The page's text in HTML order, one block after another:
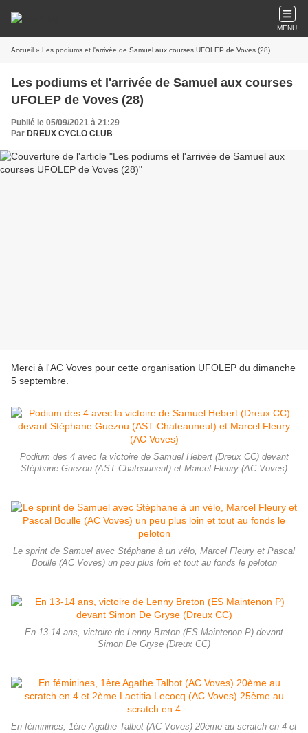
MENU
Accueil » Les podiums et l'arrivée de Samuel aux courses UFOLEP de Voves (28)
Les podiums et l'arrivée de Samuel aux courses
UFOLEP de Voves (28)
Publié le 05/09/2021 à 21:29
Par DREUX CYCLO CLUB
Merci à l'AC Voves pour cette organisation UFOLEP du dimanche
5 septembre.
Podium des 4 avec la victoire de Samuel Hebert (Dreux CC) devant
Stéphane Guezou (AST Chateauneuf) et Marcel Fleury (AC Voves)
Le sprint de Samuel avec Stéphane à un vélo, Marcel Fleury et Pascal
Boulle (AC Voves) un peu plus loin et tout au fonds le peloton
En 13-14 ans, victoire de Lenny Breton (ES Maintenon P) devant
Simon De Gryse (Dreux CC)
En féminines, 1ère Agathe Talbot (AC Voves) 20ème au scratch en 4 et